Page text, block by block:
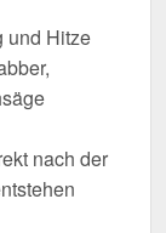
und Hitze
nach der